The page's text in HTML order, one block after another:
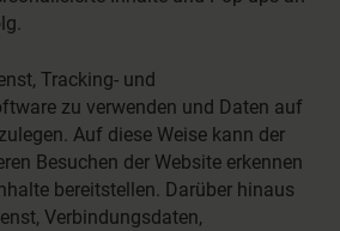
Tracking- und
zu verwenden und Daten auf
Auf diese Weise kann der
Besuchen der Website erkennen
bereitstellen. Darüber hinaus
Verbindungsdaten,